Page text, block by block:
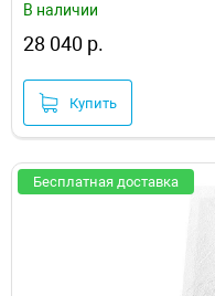
В наличии
28 040 р.
Купить
Бесплатная доставка